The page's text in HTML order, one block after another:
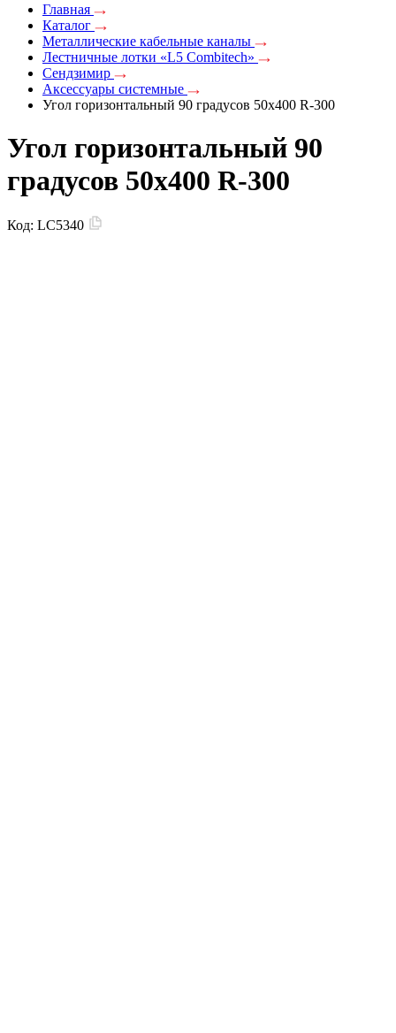
Главная
Каталог
Металлические кабельные каналы
Лестничные лотки «L5 Combitech»
Сендзимир
Аксессуары системные
Угол горизонтальный 90 градусов 50x400 R-300
Угол горизонтальный 90
градусов 50x400 R-300
Код: LC5340